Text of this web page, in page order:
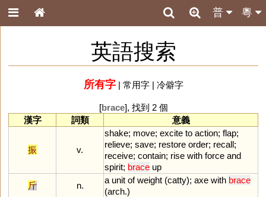
粵
普
英語搜索
所有字| 常用字| 冷僻字
[brace], 找到 2 個
漢字
詞類 意義
振 v.
shake; move; excite to action; flap;
relieve; save; restore order; recall;
receive; contain; rise with force and
spirit; brace up
斤
n.
a unit of weight (catty); axe with brace
(arch.)